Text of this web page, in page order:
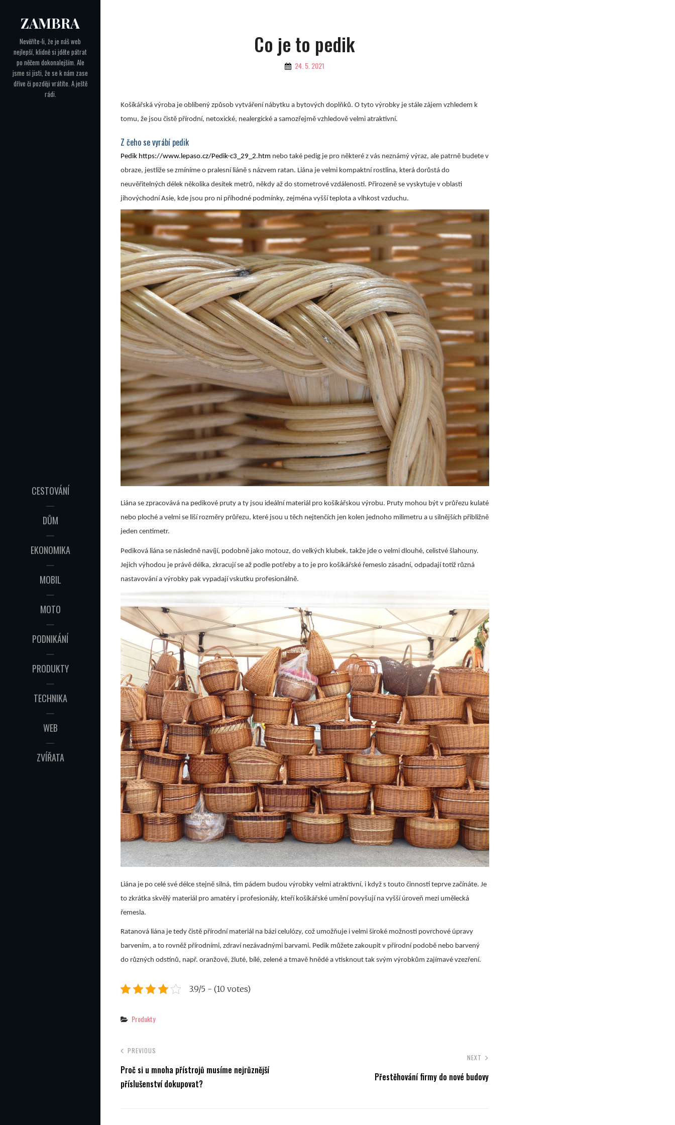
ZAMBRA
Nevěříte-li, že je náš web
nejlepší, klidně si jděte pátrat
po něčem dokonalejším. Ale
jsme si jisti, že se k nám zase
dříve či později vrátíte. A ještě
rádi.
CESTOVÁNÍ
DŮM
EKONOMIKA
MOBIL
MOTO
PODNIKÁNÍ
PRODUKTY
TECHNIKA
WEB
ZVÍŘATA
Co je to pedik
By 24. 5. 2021
Košíkářská výroba je oblíbený způsob vytváření nábytku a bytových doplňků. O tyto výrobky je stále zájem vzhledem k
tomu, že jsou čistě přírodní, netoxické, nealergické a samozřejmě vzhledově velmi atraktivní.
Z čeho se vyrábí pedik
Pedik https://www.lepaso.cz/Pedik-c3_29_2.htm nebo také pedig je pro některé z vás neznámý výraz, ale patrně budete v
obraze, jestliže se zmíníme o pralesní liáně s názvem ratan. Liána je velmi kompaktní rostlina, která dorůstá do
neuvěřitelných délek několika desítek metrů, někdy až do stometrové vzdálenosti. Přirozeně se vyskytuje v oblasti
jihovýchodní Asie, kde jsou pro ni příhodné podmínky, zejména vyšší teplota a vlhkost vzduchu.
Liána se zpracovává na pedikové pruty a ty jsou ideální materiál pro košíkářskou výrobu. Pruty mohou být v průřezu kulaté
nebo ploché a velmi se liší rozměry průřezu, které jsou u těch nejtenčích jen kolen jednoho milimetru a u silnějších přibližně
jeden centimetr.
Pediková liána se následně navíjí, podobně jako motouz, do velkých klubek, takže jde o velmi dlouhé, celistvé šlahouny.
Jejich výhodou je právě délka, zkracují se až podle potřeby a to je pro košíkářské řemeslo zásadní, odpadají totiž různá
nastavování a výrobky pak vypadají vskutku profesionálně.
Liána je po celé své délce stejně silná, tím pádem budou výrobky velmi atraktivní, i když s touto činností teprve začínáte. Je
to zkrátka skvělý materiál pro amatéry i profesionály, kteří košíkářské umění povyšují na vyšší úroveň mezi umělecká
řemesla.
Ratanová liána je tedy čistě přírodní materiál na bázi celulózy, což umožňuje i velmi široké možnosti povrchové úpravy
barvením, a to rovněž přírodními, zdraví nezávadnými barvami. Pedik můžete zakoupit v přírodní podobě nebo barvený
do různých odstínů, např. oranžové, žluté, bílé, zelené a tmavě hnědé a vtisknout tak svým výrobkům zajímavé vzezření.
3.9/5 - (10 votes)
Categories
Produkty
PREVIOUS
Proč si u mnoha přístrojů musíme nejrůznější
příslušenství dokupovat?
NEXT
Přestěhování firmy do nové budovy